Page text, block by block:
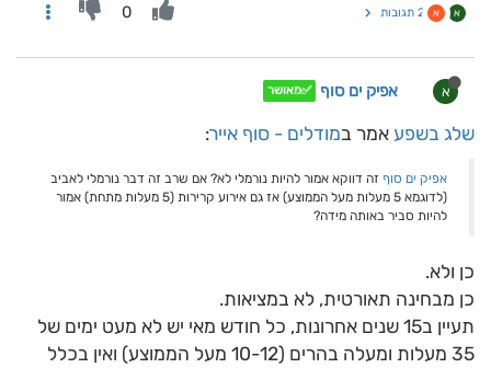
א א 2 תגובות 0
א אפיק ים סוף ✅מאושר
שלג בשפע אמר במודלים - סוף אייר:
אפיק ים סוף זה דווקא אמור להיות נורמלי לא? אם שרב זה דבר נורמלי לאביב
(לדוגמא 5 מעלות מעל הממוצע) אז גם אירוע קרירות (5 מעלות מתחת) אמור
להיות סביר באותה מידה?
כן ולא.
כן מבחינה תאורטית, לא במציאות.
תעיין ב15 שנים אחרונות, כל חודש מאי יש לא מעט ימים של
35 מעלות ומעלה בהרים (10-12 מעל הממוצע) ואין בכלל